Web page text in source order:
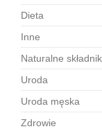
Dieta
Inne
Naturalne
Uroda
Uroda męska
Zdrowie